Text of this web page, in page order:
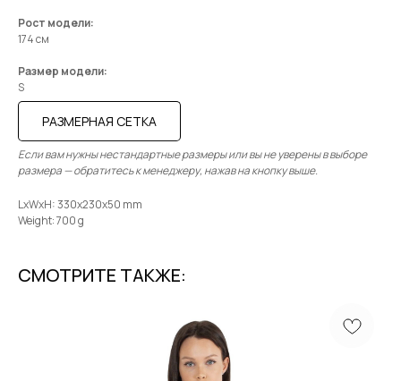
Рост модели:
174 см
Размер модели:
S
РАЗМЕРНАЯ СЕТКА
Если вам нужны нестандартные размеры или вы не уверены в выборе
размера — обратитесь к менеджеру, нажав на кнопку выше.
LxWxH: 330x230x50 mm
Weight: 700 g
СМОТРИТЕ ТАКЖЕ:
CONTACTS
+7 985 415-92-42